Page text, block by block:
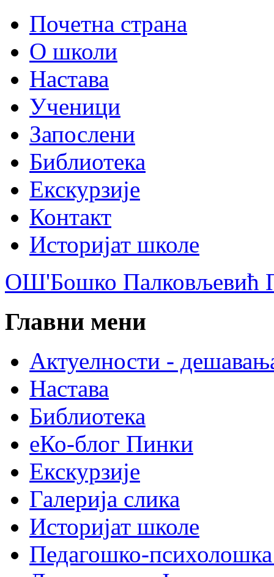
Почетна страна
О школи
Настава
Ученици
Запослени
Библиотека
Екскурзије
Контакт
Историјат школе
ОШ'Бошко Палковљевић
Главни мени
Актуелности -
Настава
Библиотека
еКо-блог Пинки
Екскурзије
Галерија слика
Историјат школе
Педагошко-психолошка